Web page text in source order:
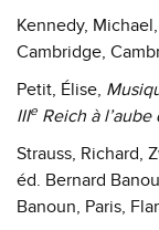
Kennedy, Michael,
Cambridge,
Petit, Élise,
IIIe Reich à
Strauss, Richard,
éd. Bernard
Banoun, Paris,